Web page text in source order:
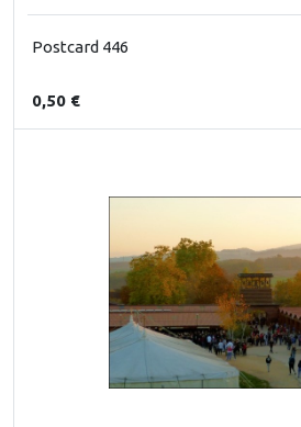
Postcard 446
0,50 €